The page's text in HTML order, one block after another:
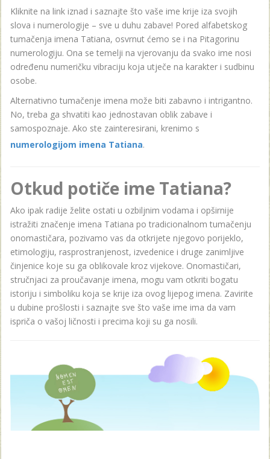
Kliknite na link iznad i saznajte što vaše ime krije iza svojih
slova i numerologije – sve u duhu zabave! Pored alfabetskog
tumačenja imena Tatiana, osvrnut ćemo se i na Pitagorinu
numerologiju. Ona se temelji na vjerovanju da svako ime nosi
određenu numeričku vibraciju koja utječe na karakter i sudbinu
osobe.
Alternativno tumačenje imena može biti zabavno i intrigantno.
No, treba ga shvatiti kao jednostavan oblik zabave i
samospoznaje. Ako ste zainteresirani, krenimo s
numerologijom imena Tatiana.
Otkud potiče ime Tatiana?
Ako ipak radije želite ostati u ozbiljnim vodama i opširnije
istražiti značenje imena Tatiana po tradicionalnom tumačenju
onomastičara, pozivamo vas da otkrijete njegovo porijeklo,
etimologiju, rasprostranjenost, izvedenice i druge zanimljive
činjenice koje su ga oblikovale kroz vijekove. Onomastičari,
stručnjaci za proučavanje imena, mogu vam otkriti bogatu
istoriju i simboliku koja se krije iza ovog lijepog imena. Zavirite
u dubine prošlosti i saznajte sve što vaše ime ima da vam
ispriča o vašoj ličnosti i precima koji su ga nosili.